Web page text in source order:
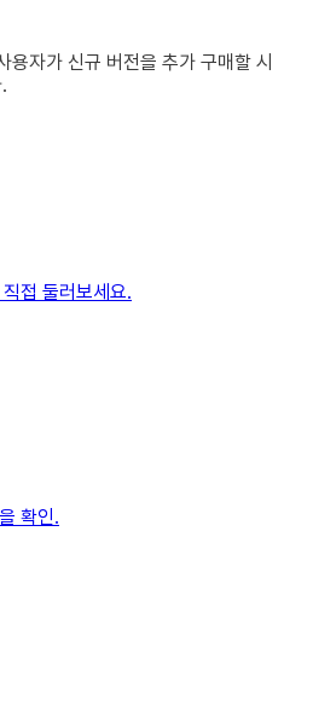
용자가 신규 버전을 추가 구매할 시
접 둘러보세요.
확인.